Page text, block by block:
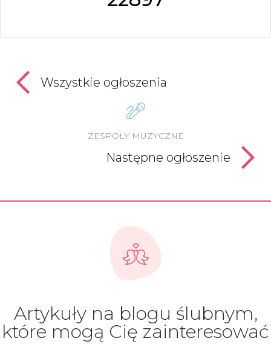
Wszystkie ogłoszenia
ZESPOŁY MUZYCZNE
Następne ogłoszenie
Artykuły na blogu ślubnym,
które mogą Cię zainteresować